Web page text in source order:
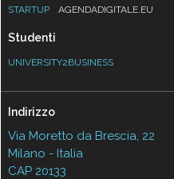
STARTUP
AGENDADIGITALE.EU
Studenti
UNIVERSITY2BUSINESS
Indirizzo
Via Moretto da Brescia, 22
Milano - Italia
CAP 20133